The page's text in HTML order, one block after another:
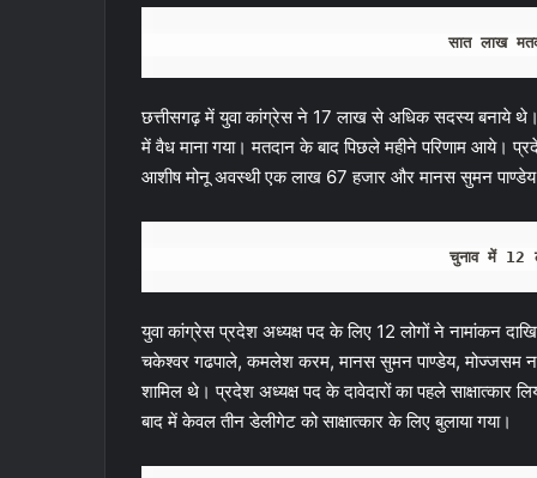
सात लाख
छत्तीसगढ़ में युवा कांग्रेस ने 17 लाख से अधिक सदस्य बनाये
में वैध माना गया। मतदान के बाद पिछले महीने परिणाम आये।
आशीष मोनू अवस्थी एक लाख 67 हजार और मानस सुमन
चुनाव में 12
युवा कांग्रेस प्रदेश अध्यक्ष पद के लिए 12 लोगों ने नामांकन
चकेश्वर गढपाले, कमलेश करम, मानस सुमन पाण्डेय, मोज्जसम
शामिल थे। प्रदेश अध्यक्ष पद के दावेदारों का पहले साक्षात्कार
बाद में केवल तीन डेलीगेट को साक्षात्कार के लिए बुलाया गया।